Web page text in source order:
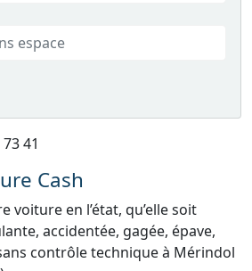
41
Cash
voiture en l’état, qu’elle soit
accidentée, gagée, épave,
contrôle technique à Mérindol